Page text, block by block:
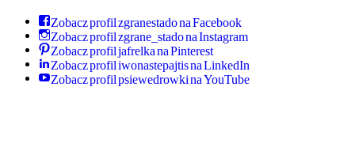
Zobacz profil zgranestado na Facebook
Zobacz profil zgrane_stado na Instagram
Zobacz profil jafrelka na Pinterest
Zobacz profil iwonastepajtis na LinkedIn
Zobacz profil psiewedrowki na YouTube